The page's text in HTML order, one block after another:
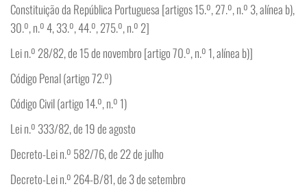
Constituição da República Portuguesa [artigos 15.º, 27.º, n.º 3, alínea b),
30.º, n.º 4, 33.º, 44.º, 275.º, n.º 2]
Lei n.º 28/82, de 15 de novembro [artigo 70.º, n.º 1, alínea b)]
Código Penal (artigo 72.º)
Código Civil (artigo 14.º, n.º 1)
Lei n.º 333/82, de 19 de agosto
Decreto-Lei n.º 582/76, de 22 de julho
Decreto-Lei n.º 264-B/81, de 3 de setembro